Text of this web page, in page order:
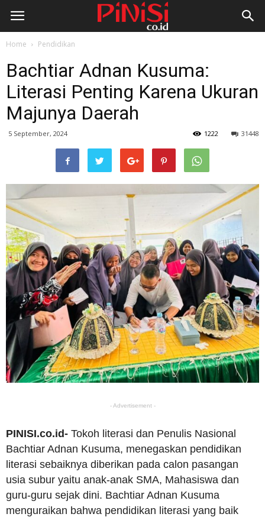
Home Pendidikan
Bachtiar Adnan Kusuma:
Literasi Penting Karena Ukuran
Majunya Daerah
5 September, 2024 31448
1222
- Advertisement -
PINISI.co.id- Tokoh literasi dan Penulis Nasional
Bachtiar Adnan Kusuma, menegaskan pendidikan
literasi sebaiknya diberikan pada calon pasangan
usia subur yaitu anak-anak SMA, Mahasiswa dan
guru-guru sejak dini. Bachtiar Adnan Kusuma
menguraikan bahwa pendidikan literasi yang baik